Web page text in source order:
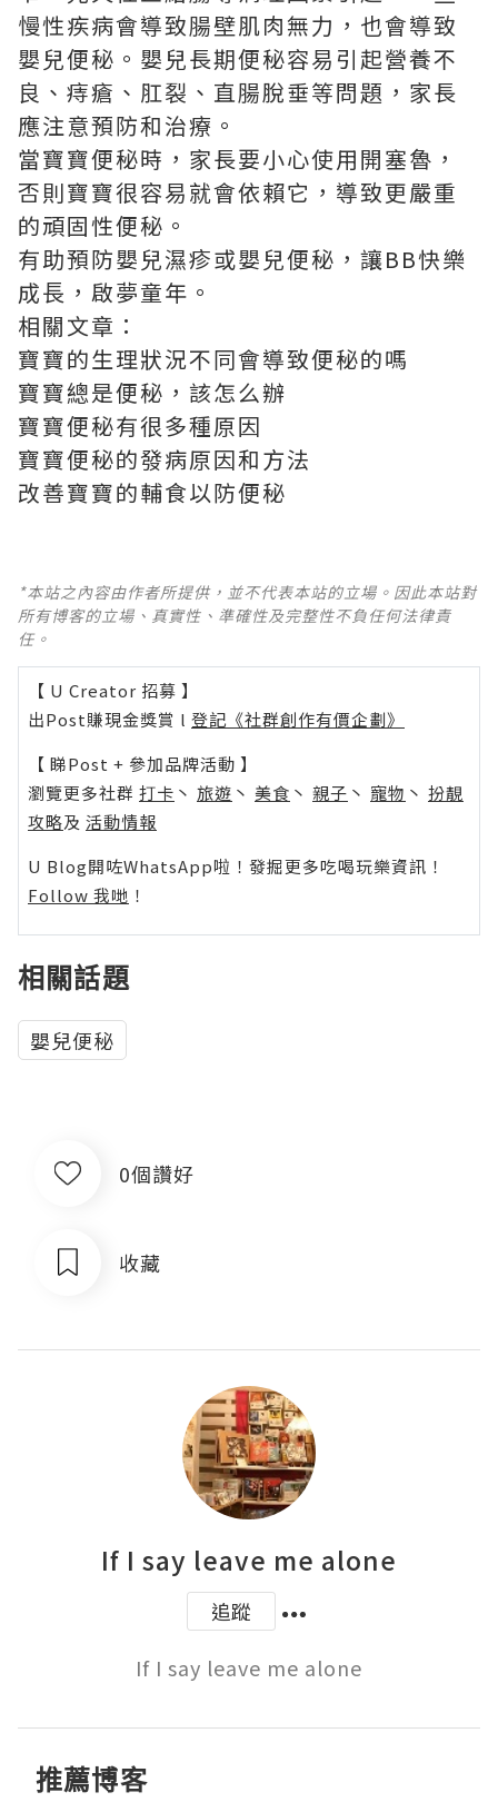
慢性疾病會導致腸壁肌肉無力，也會導致
嬰兒便秘。嬰兒長期便秘容易引起營養不
良、痔瘡、肛裂、直腸脫垂等問題，家長
應注意預防和治療。
當寶寶便秘時，家長要小心使用開塞魯，
否則寶寶很容易就會依賴它，導致更嚴重
的頑固性便秘。
有助預防嬰兒濕疹或嬰兒便秘 ，讓BB快樂
成⾧，啟夢童年。
相關文章：
寶寶的生理狀況不同會導致便秘的嗎
寶寶總是便秘，該怎么辦
寶寶便秘有很多種原因
寶寶便秘的發病原因和方法
改善寶寶的輔食以防便秘
*本站之內容由作者所提供，並不代表本站的立場。因此本站對
所有博客的立場、真實性、準確性及完整性不負任何法律責
任。
【 U Creator 招募 】
出Post賺現金獎賞 l 登記《社群創作有價企劃》
【 睇Post + 參加品牌活動 】
瀏覽更多社群 打卡 丶 旅遊 丶 美食 丶 親子 丶 寵物 丶 扮靚
攻略及 活動情報
U Blog開咗WhatsApp啦！發掘更多吃喝玩樂資訊！
Follow 我哋 ！
相關話題
嬰兒便秘
0個讚好
收藏
If I say leave me alone
追蹤
If I say leave me alone
推薦博客